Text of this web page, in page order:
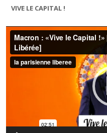
VIVE LE CAPITAL !
Lecteur
vidéo